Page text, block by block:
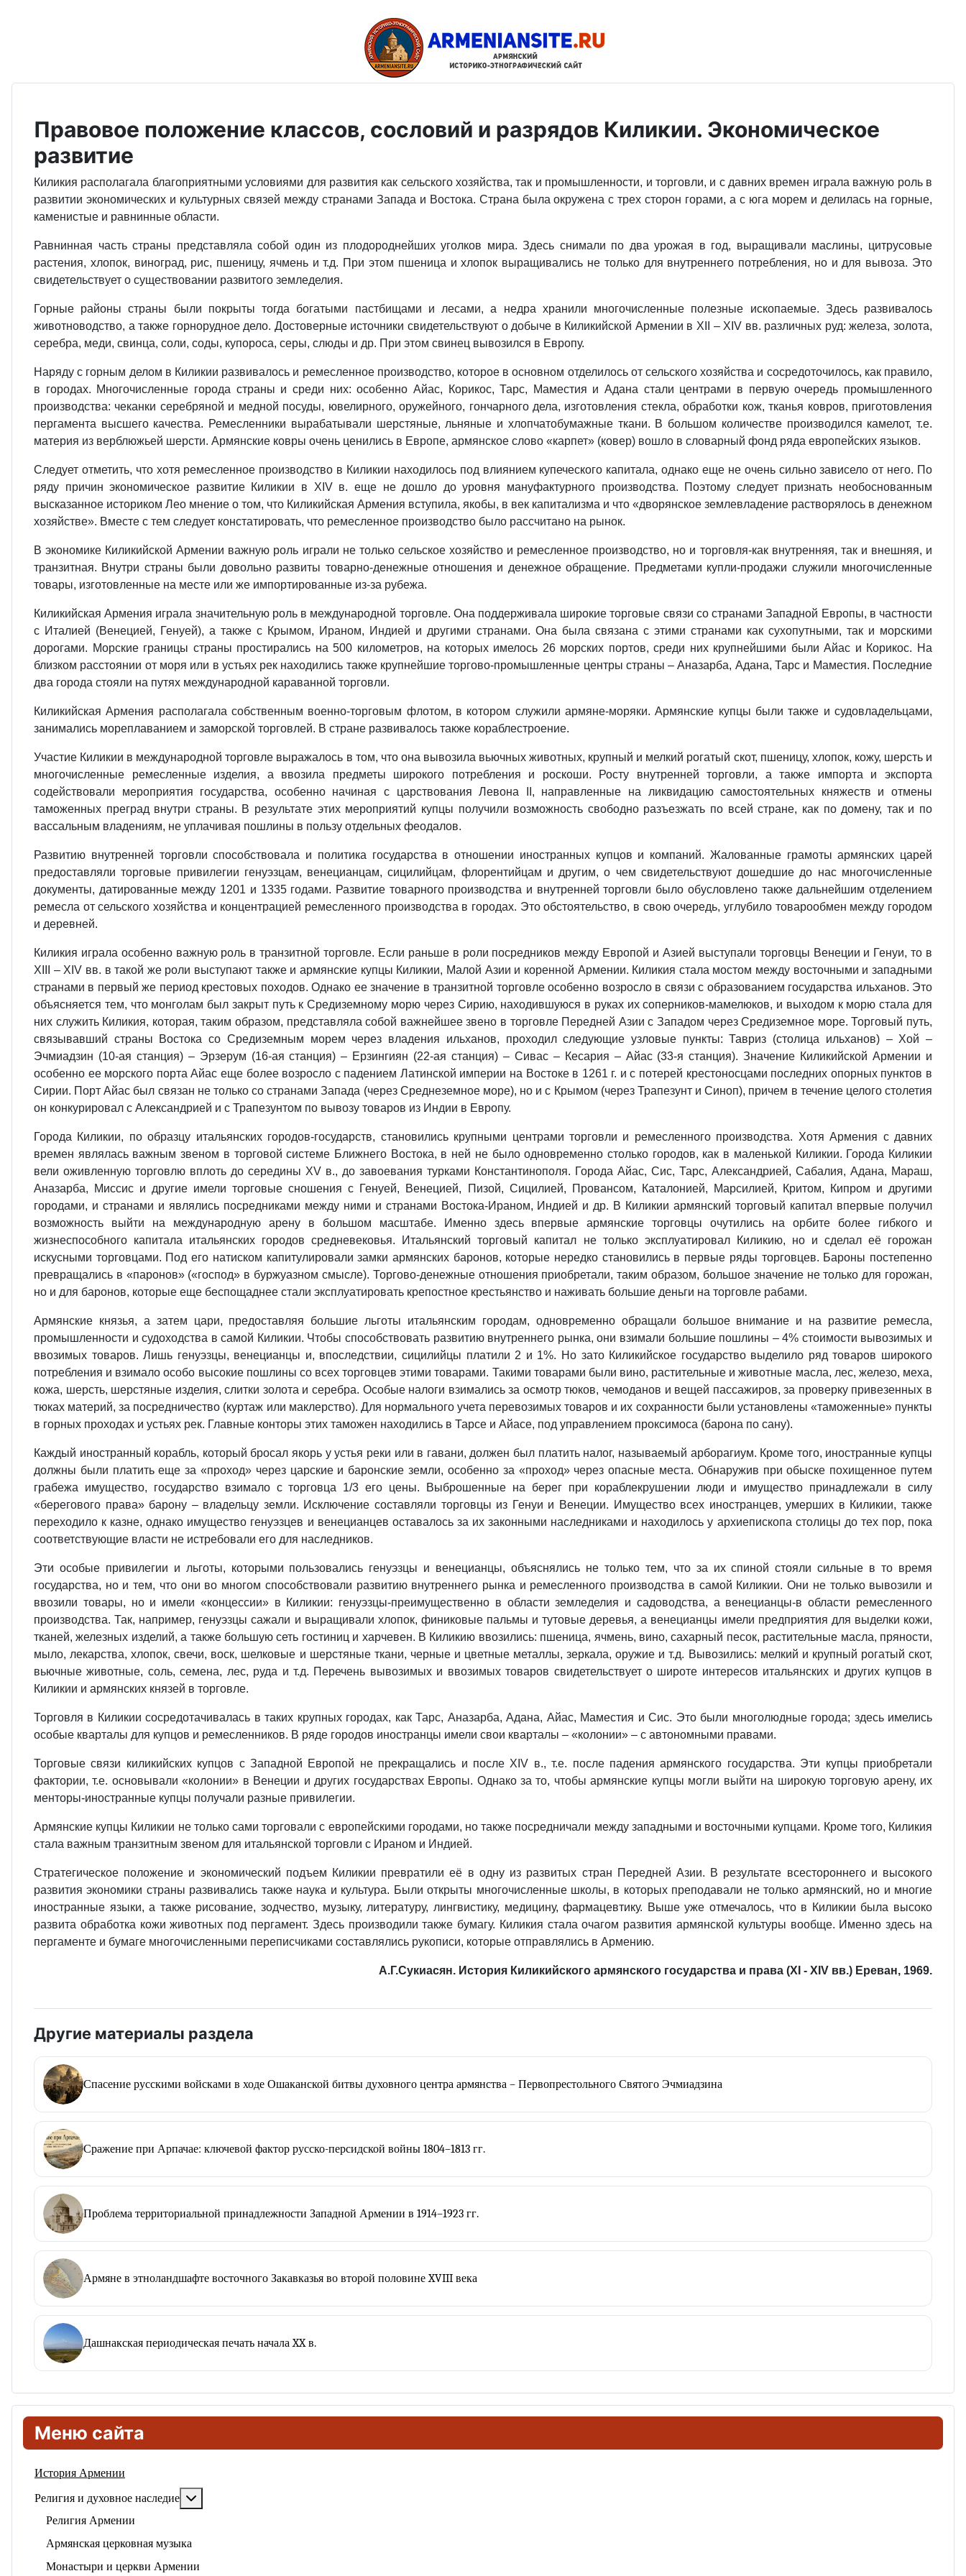
Меню сайта
История Армении
Религия и духовное наследие
Религия Армении
Армянская церковная музыка
Монастыри и церкви Армении
Правовое положение классов, сословий и разрядов Киликии. Экономическое
развитие
Киликия располагала благоприятными условиями для развития как сельского хозяйства, так и промышленности, и торговли, и с давних времен играла важную роль в
развитии экономических и культурных связей между странами Запада и Востока. Страна была окружена с трех сторон горами, а с юга морем и делилась на горные,
каменистые и равнинные области.
Равнинная часть страны представляла собой один из плодороднейших уголков мира. Здесь снимали по два урожая в год, выращивали маслины, цитрусовые
растения, хлопок, виноград, рис, пшеницу, ячмень и т.д. При этом пшеница и хлопок выращивались не только для внутреннего потребления, но и для вывоза. Это
свидетельствует о существовании развитого земледелия.
Горные районы страны были покрыты тогда богатыми пастбищами и лесами, а недра хранили многочисленные полезные ископаемые. Здесь развивалось
животноводство, а также горнорудное дело. Достоверные источники свидетельствуют о добыче в Киликийской Армении в XII – XIV вв. различных руд: железа, золота,
серебра, меди, свинца, соли, соды, купороса, серы, слюды и др. При этом свинец вывозился в Европу.
Наряду с горным делом в Киликии развивалось и ремесленное производство, которое в основном отделилось от сельского хозяйства и сосредоточилось, как правило,
в городах. Многочисленные города страны и среди них: особенно Айас, Корикос, Тарс, Маместия и Адана стали центрами в первую очередь промышленного
производства: чеканки серебряной и медной посуды, ювелирного, оружейного, гончарного дела, изготовления стекла, обработки кож, тканья ковров, приготовления
пергамента высшего качества. Ремесленники вырабатывали шерстяные, льняные и хлопчатобумажные ткани. В большом количестве производился камелот, т.е.
материя из верблюжьей шерсти. Армянские ковры очень ценились в Европе, армянское слово «карпет» (ковер) вошло в словарный фонд ряда европейских языков.
Следует отметить, что хотя ремесленное производство в Киликии находилось под влиянием купеческого капитала, однако еще не очень сильно зависело от него. По
ряду причин экономическое развитие Киликии в XIV в. еще не дошло до уровня мануфактурного производства. Поэтому следует признать необоснованным
высказанное историком Лео мнение о том, что Киликийская Армения вступила, якобы, в век капитализма и что «дворянское землевладение растворялось в денежном
хозяйстве». Вместе с тем следует констатировать, что ремесленное производство было рассчитано на рынок.
В экономике Киликийской Армении важную роль играли не только сельское хозяйство и ремесленное производство, но и торговля‑как внутренняя, так и внешняя, и
транзитная. Внутри страны были довольно развиты товарно‑денежные отношения и денежное обращение. Предметами купли‑продажи служили многочисленные
товары, изготовленные на месте или же импортированные из‑за рубежа.
Киликийская Армения играла значительную роль в международной торговле. Она поддерживала широкие торговые связи со странами Западной Европы, в частности
с Италией (Венецией, Генуей), а также с Крымом, Ираном, Индией и другими странами. Она была связана с этими странами как сухопутными, так и морскими
дорогами. Морские границы страны простирались на 500 километров, на которых имелось 26 морских портов, среди них крупнейшими были Айас и Корикос. На
близком расстоянии от моря или в устьях рек находились также крупнейшие торгово‑промышленные центры страны – Аназарба, Адана, Тарс и Маместия. Последние
два города стояли на путях международной караванной торговли.
Киликийская Армения располагала собственным военно‑торговым флотом, в котором служили армяне‑моряки. Армянские купцы были также и судовладельцами,
занимались мореплаванием и заморской торговлей. В стране развивалось также кораблестроение.
Участие Киликии в международной торговле выражалось в том, что она вывозила вьючных животных, крупный и мелкий рогатый скот, пшеницу, хлопок, кожу, шерсть и
многочисленные ремесленные изделия, а ввозила предметы широкого потребления и роскоши. Росту внутренней торговли, а также импорта и экспорта
содействовали мероприятия государства, особенно начиная с царствования Левона II, направленные на ликвидацию самостоятельных княжеств и отмены
таможенных преград внутри страны. В результате этих мероприятий купцы получили возможность свободно разъезжать по всей стране, как по домену, так и по
вассальным владениям, не уплачивая пошлины в пользу отдельных феодалов.
Развитию внутренней торговли способствовала и политика государства в отношении иностранных купцов и компаний. Жалованные грамоты армянских царей
предоставляли торговые привилегии генуэзцам, венецианцам, сицилийцам, флорентийцам и другим, о чем свидетельствуют дошедшие до нас многочисленные
документы, датированные между 1201 и 1335 годами. Развитие товарного производства и внутренней торговли было обусловлено также дальнейшим отделением
ремесла от сельского хозяйства и концентрацией ремесленного производства в городах. Это обстоятельство, в свою очередь, углубило товарообмен между городом
и деревней.
Киликия играла особенно важную роль в транзитной торговле. Если раньше в роли посредников между Европой и Азией выступали торговцы Венеции и Генуи, то в
XIII – XIV вв. в такой же роли выступают также и армянские купцы Киликии, Малой Азии и коренной Армении. Киликия стала мостом между восточными и западными
странами в первый же период крестовых походов. Однако ее значение в транзитной торговле особенно возросло в связи с образованием государства ильханов. Это
объясняется тем, что монголам был закрыт путь к Средиземному морю через Сирию, находившуюся в руках их соперников‑мамелюков, и выходом к морю стала для
них служить Киликия, которая, таким образом, представляла собой важнейшее звено в торговле Передней Азии с Западом через Средиземное море. Торговый путь,
связывавший страны Востока со Средиземным морем через владения ильханов, проходил следующие узловые пункты: Тавриз (столица ильханов) – Хой –
Эчмиадзин (10‑ая станция) – Эрзерум (16‑ая станция) – Ерзингиян (22‑ая станция) – Сивас – Кесария – Айас (33‑я станция). Значение Киликийской Армении и
особенно ее морского порта Айас еще более возросло с падением Латинской империи на Востоке в 1261 г. и с потерей крестоносцами последних опорных пунктов в
Сирии. Порт Айас был связан не только со странами Запада (через Среднеземное море), но и с Крымом (через Трапезунт и Синоп), причем в течение целого столетия
он конкурировал с Александрией и с Трапезунтом по вывозу товаров из Индии в Европу.
Города Киликии, по образцу итальянских городов‑государств, становились крупными центрами торговли и ремесленного производства. Хотя Армения с давних
времен являлась важным звеном в торговой системе Ближнего Востока, в ней не было одновременно столько городов, как в маленькой Киликии. Города Киликии
вели оживленную торговлю вплоть до середины XV в., до завоевания турками Константинополя. Города Айас, Сис, Тарс, Александрией, Сабалия, Адана, Мараш,
Аназарба, Миссис и другие имели торговые сношения с Генуей, Венецией, Пизой, Сицилией, Провансом, Каталонией, Марсилией, Критом, Кипром и другими
городами, и странами и являлись посредниками между ними и странами Востока‑Ираном, Индией и др. В Киликии армянский торговый капитал впервые получил
возможность выйти на международную арену в большом масштабе. Именно здесь впервые армянские торговцы очутились на орбите более гибкого и
жизнеспособного капитала итальянских городов средневековья. Итальянский торговый капитал не только эксплуатировал Киликию, но и сделал её горожан
искусными торговцами. Под его натиском капитулировали замки армянских баронов, которые нередко становились в первые ряды торговцев. Бароны постепенно
превращались в «паронов» («господ» в буржуазном смысле). Торгово‑денежные отношения приобретали, таким образом, большое значение не только для горожан,
но и для баронов, которые еще беспощаднее стали эксплуатировать крепостное крестьянство и наживать большие деньги на торговле рабами.
Армянские князья, а затем цари, предоставляя большие льготы итальянским городам, одновременно обращали большое внимание и на развитие ремесла,
промышленности и судоходства в самой Киликии. Чтобы способствовать развитию внутреннего рынка, они взимали большие пошлины – 4% стоимости вывозимых и
ввозимых товаров. Лишь генуэзцы, венецианцы и, впоследствии, сицилийцы платили 2 и 1%. Но зато Киликийское государство выделило ряд товаров широкого
потребления и взимало особо высокие пошлины со всех торговцев этими товарами. Такими товарами были вино, растительные и животные масла, лес, железо, меха,
кожа, шерсть, шерстяные изделия, слитки золота и серебра. Особые налоги взимались за осмотр тюков, чемоданов и вещей пассажиров, за проверку привезенных в
тюках материй, за посредничество (куртаж или маклерство). Для нормального учета перевозимых товаров и их сохранности были установлены «таможенные» пункты
в горных проходах и устьях рек. Главные конторы этих таможен находились в Тарсе и Айасе, под управлением проксимоса (барона по сану).
Каждый иностранный корабль, который бросал якорь у устья реки или в гавани, должен был платить налог, называемый арборагиум. Кроме того, иностранные купцы
должны были платить еще за «проход» через царские и баронские земли, особенно за «проход» через опасные места. Обнаружив при обыске похищенное путем
грабежа имущество, государство взимало с торговца 1/3 его цены. Выброшенные на берег при кораблекрушении люди и имущество принадлежали в силу
«берегового права» барону – владельцу земли. Исключение составляли торговцы из Генуи и Венеции. Имущество всех иностранцев, умерших в Киликии, также
переходило к казне, однако имущество генуэзцев и венецианцев оставалось за их законными наследниками и находилось у архиепископа столицы до тех пор, пока
соответствующие власти не истребовали его для наследников.
Эти особые привилегии и льготы, которыми пользовались генуэзцы и венецианцы, объяснялись не только тем, что за их спиной стояли сильные в то время
государства, но и тем, что они во многом способствовали развитию внутреннего рынка и ремесленного производства в самой Киликии. Они не только вывозили и
ввозили товары, но и имели «концессии» в Киликии: генуэзцы‑преимущественно в области земледелия и садоводства, а венецианцы‑в области ремесленного
производства. Так, например, генуэзцы сажали и выращивали хлопок, финиковые пальмы и тутовые деревья, а венецианцы имели предприятия для выделки кожи,
тканей, железных изделий, а также большую сеть гостиниц и харчевен. В Киликию ввозились: пшеница, ячмень, вино, сахарный песок, растительные масла, пряности,
мыло, лекарства, хлопок, свечи, воск, шелковые и шерстяные ткани, черные и цветные металлы, зеркала, оружие и т.д. Вывозились: мелкий и крупный рогатый скот,
вьючные животные, соль, семена, лес, руда и т.д. Перечень вывозимых и ввозимых товаров свидетельствует о широте интересов итальянских и других купцов в
Киликии и армянских князей в торговле.
Торговля в Киликии сосредотачивалась в таких крупных городах, как Тарс, Аназарба, Адана, Айас, Маместия и Сис. Это были многолюдные города; здесь имелись
особые кварталы для купцов и ремесленников. В ряде городов иностранцы имели свои кварталы – «колонии» – с автономными правами.
Торговые связи киликийских купцов с Западной Европой не прекращались и после XIV в., т.е. после падения армянского государства. Эти купцы приобретали
фактории, т.е. основывали «колонии» в Венеции и других государствах Европы. Однако за то, чтобы армянские купцы могли выйти на широкую торговую арену, их
менторы‑иностранные купцы получали разные привилегии.
Армянские купцы Киликии не только сами торговали с европейскими городами, но также посредничали между западными и восточными купцами. Кроме того, Киликия
стала важным транзитным звеном для итальянской торговли с Ираном и Индией.
Стратегическое положение и экономический подъем Киликии превратили её в одну из развитых стран Передней Азии. В результате всестороннего и высокого
развития экономики страны развивались также наука и культура. Были открыты многочисленные школы, в которых преподавали не только армянский, но и многие
иностранные языки, а также рисование, зодчество, музыку, литературу, лингвистику, медицину, фармацевтику. Выше уже отмечалось, что в Киликии была высоко
развита обработка кожи животных под пергамент. Здесь производили также бумагу. Киликия стала очагом развития армянской культуры вообще. Именно здесь на
пергаменте и бумаге многочисленными переписчиками составлялись рукописи, которые отправлялись в Армению.
А.Г.Сукиасян. История Киликийского армянского государства и права (XI ‑ XIV вв.) Ереван, 1969.
Другие материалы раздела
Спасение русскими войсками в ходе Ошаканской битвы духовного центра армянства – Первопрестольного Святого Эчмиадзина
Сражение при Арпачае: ключевой фактор русско-персидской войны 1804–1813 гг.
Проблема территориальной принадлежности Западной Армении в 1914–1923 гг.
Армяне в этноландшафте восточного Закавказья во второй половине XVIII века
Дашнакская периодическая печать начала XX в.